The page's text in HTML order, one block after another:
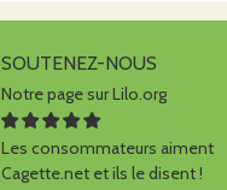
SOUTENEZ-NOUS
Notre page sur Lilo.org
Les consommateurs aiment
Cagette.net et ils le disent !